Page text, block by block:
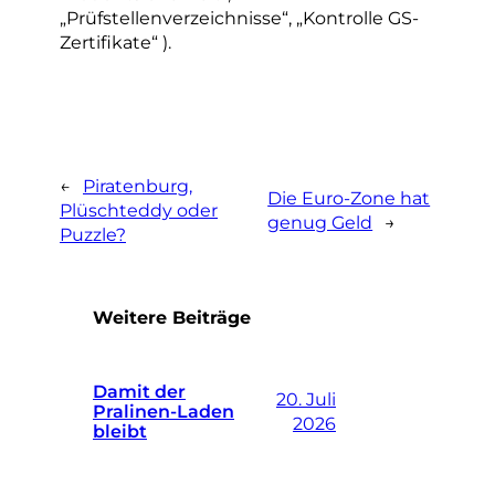
„Prüfstellenverzeichnisse“, „Kontrolle GS-
Zertifikate“ ).
←
Piratenburg,
Plüschteddy oder
Puzzle?
Die Euro-Zone hat
genug Geld
→
Weitere Beiträge
Damit der
Pralinen-Laden
bleibt
20. Juli
2026